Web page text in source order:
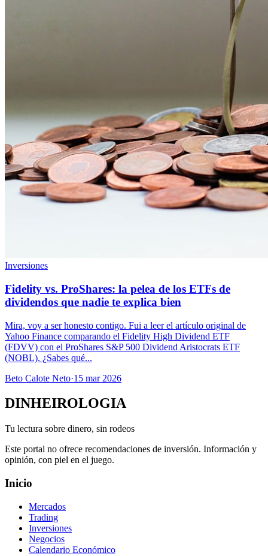
Inversiones
Fidelity vs. ProShares: la pelea de los ETFs de
dividendos que nadie te explica bien
Mira, voy a ser honesto contigo. Fui a leer el artículo original de
Yahoo Finance comparando el Fidelity High Dividend ETF
(FDVV) con el ProShares S&P 500 Dividend Aristocrats ETF
(NOBL). ¿Sabes qué...
Beto Calote Neto·15 mar 2026
DINHEIROLOGIA
Tu lectura sobre dinero, sin rodeos
Este portal no ofrece recomendaciones de inversión. Información y
opinión, con piel en el juego.
Inicio
Mercados
Trading
Inversiones
Negocios
Calendario Económico